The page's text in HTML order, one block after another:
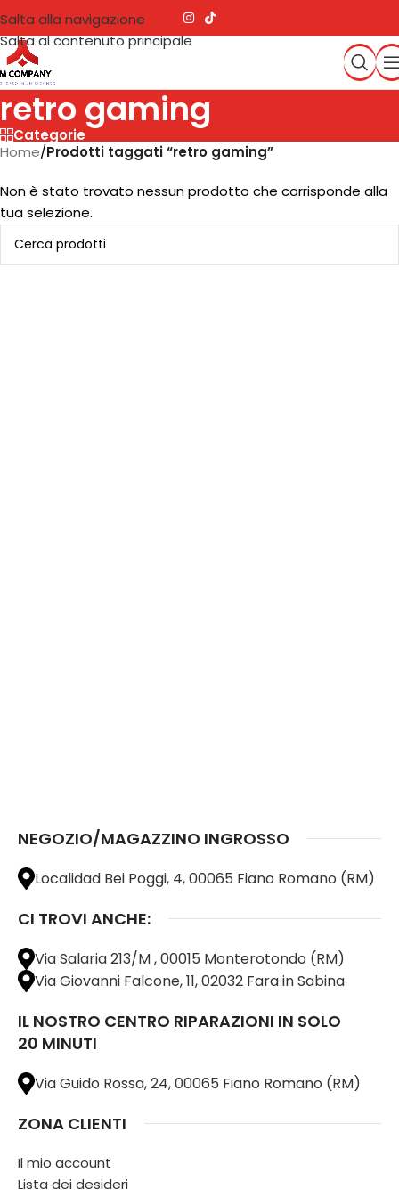
Salta alla navigazione
Salta al contenuto principale
retro gaming
Categorie
Home/Prodotti taggati “retro gaming”
Non è stato trovato nessun prodotto che corrisponde alla
tua selezione.
NEGOZIO/MAGAZZINO INGROSSO
Localidad Bei Poggi, 4, 00065 Fiano Romano (RM)
CI TROVI ANCHE:
Via Salaria 213/M , 00015 Monterotondo (RM)
Via Giovanni Falcone, 11, 02032 Fara in Sabina
IL NOSTRO CENTRO RIPARAZIONI IN SOLO
20 MINUTI
Via Guido Rossa, 24, 00065 Fiano Romano (RM)
ZONA CLIENTI
Il mio account
Lista dei desideri